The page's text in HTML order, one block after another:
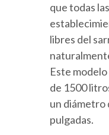
que todas
libres del
Este
de 1500
un diámetro
pulgadas.